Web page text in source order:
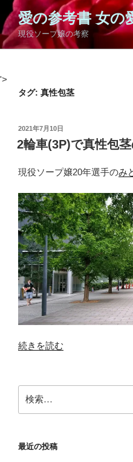
ン
テ
ン
へ
愛の参考書 女の
現役ソープ嬢の考察
'>
タグ: 真性包茎
投
稿
日:
2021年7月10日
2輪車(3P)で真性包茎
現役ソープ嬢20年選手のみ
“2
(3P)
で
包
続きを読む
索:
最近の投稿